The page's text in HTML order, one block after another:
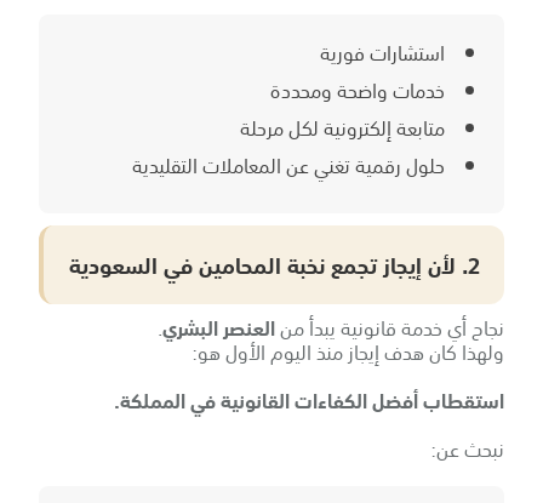
استشارات فورية
خدمات واضحة ومحددة
متابعة إلكترونية لكل مرحلة
حلول رقمية تغني عن المعاملات التقليدية
2. لأن إيجاز تجمع نخبة المحامين في السعودية
نجاح أي خدمة قانونية يبدأ منالعنصر البشري.
ولهذا كان هدف إيجاز منذ اليوم الأول هو:
استقطاب أفضل الكفاءات القانونية في المملكة.
نبحث عن: